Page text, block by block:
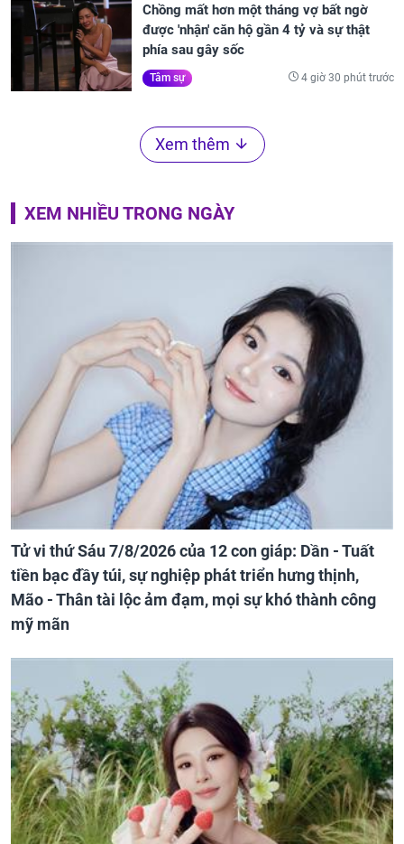
Chồng mất hơn một tháng vợ bất ngờ
được 'nhận' căn hộ gần 4 tỷ và sự thật
phía sau gây sốc
Tâm sự 4 giờ 30 phút trước
Xem thêm
XEM NHIỀU TRONG NGÀY
Tử vi thứ Sáu 7/8/2026 của 12 con giáp: Dần - Tuất
tiền bạc đầy túi, sự nghiệp phát triển hưng thịnh,
Mão - Thân tài lộc ảm đạm, mọi sự khó thành công
mỹ mãn